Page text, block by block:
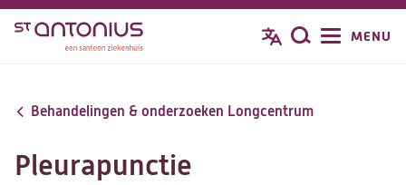
Overslaan
inhoud
Zoeken
MENU
Behandelingen & onderzoeken Longcentrum
Pleurapunctie